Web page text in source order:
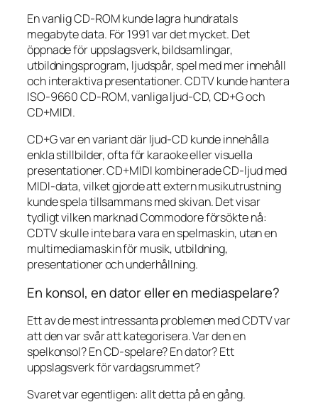
En vanlig CD-ROM kunde lagra hundratals
megabyte data. För 1991 var det mycket. Det
öppnade för uppslagsverk, bildsamlingar,
utbildningsprogram, ljudspår, spel med mer innehåll
och interaktiva presentationer. CDTV kunde hantera
ISO-9660 CD-ROM, vanliga ljud-CD, CD+G och
CD+MIDI.
CD+G var en variant där ljud-CD kunde innehålla
enkla stillbilder, ofta för karaoke eller visuella
presentationer. CD+MIDI kombinerade CD-ljud med
MIDI-data, vilket gjorde att extern musikutrustning
kunde spela tillsammans med skivan. Det visar
tydligt vilken marknad Commodore försökte nå:
CDTV skulle inte bara vara en spelmaskin, utan en
multimediamaskin för musik, utbildning,
presentationer och underhållning.
En konsol, en dator eller en mediaspelare?
Ett av de mest intressanta problemen med CDTV var
att den var svår att kategorisera. Var den en
spelkonsol? En CD-spelare? En dator? Ett
uppslagsverk för vardagsrummet?
Svaret var egentligen: allt detta på en gång.